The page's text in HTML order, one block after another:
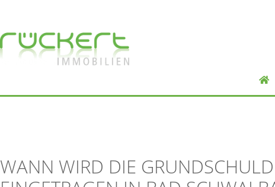
WANN WIRD DIE GRUNDSCHULD